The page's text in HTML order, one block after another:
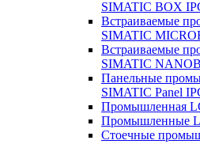
SIMATIC BOX
Встраиваемые
SIMATIC
Встраиваемые
SIMATIC
Панельные
SIMATIC Panel
Промышленная
Промышленные
Стоечные